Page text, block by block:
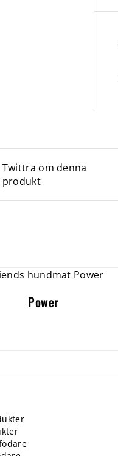
Twittra om denna
produkt
Power